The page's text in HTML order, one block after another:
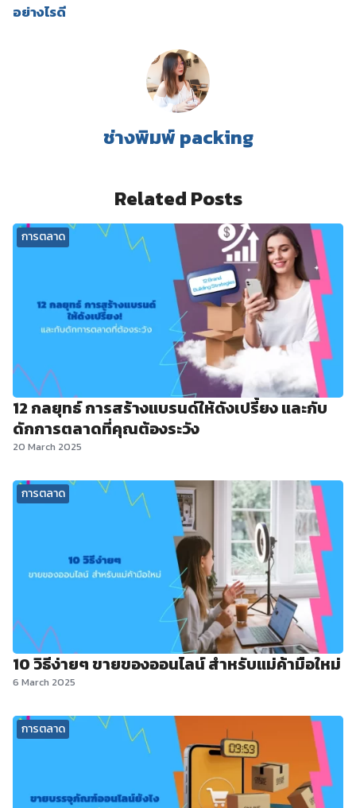
อย่างไรดี
ช่างพิมพ์ packing
Related Posts
การตลาด
12 กลยุทธ์ การสร้างแบรนด์ให้ดังเปรี้ยง และกับ
ดักการตลาดที่คุณต้องระวัง
20 March 2025
การตลาด
10 วิธีง่ายๆ ขายของออนไลน์ สำหรับแม่ค้ามือใหม่
6 March 2025
การตลาด